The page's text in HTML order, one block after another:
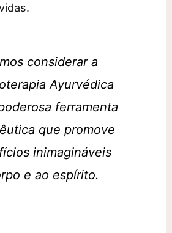
considerar a
Ayurvédica
ferramenta
que promove
inimagináveis
e ao espírito.